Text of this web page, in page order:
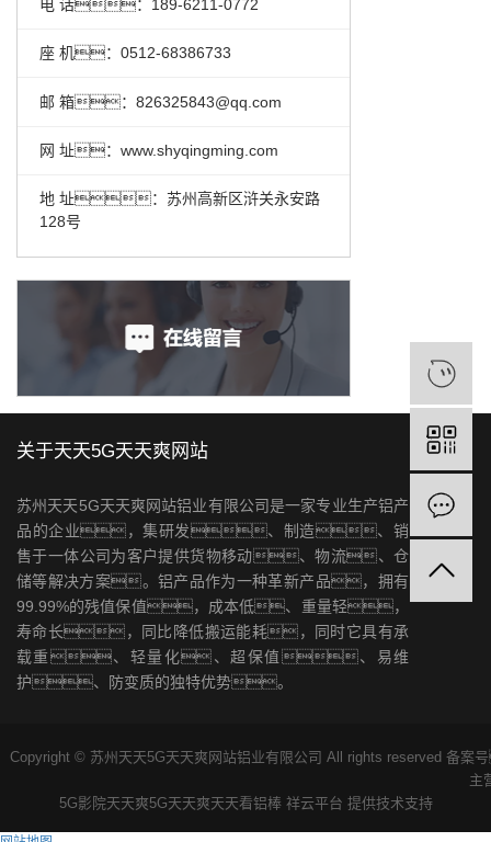
电 话：189-6211-0772
座 机：0512-68386733
邮 箱：826325843@qq.com
网 址：www.shyqingming.com
地 址：苏州高新区浒关永安路
128号
关于天天5G天天爽网站
苏州天天5G天天爽网站铝业有限公司是一家专业生产铝产
品的企业，集研发、制造、销
售于一体公司为客户提供货物移动、物流、仓
储等解决方案。铝产品作为一种革新产品，拥有
99.99%的残值保值，成本低、重量轻，
寿命长，同比降低搬运能耗，同时它具有承
载重、轻量化、超保值、易维
护、防变质的独特优势。
Copyright © 苏州天天5G天天爽网站铝业有限公司 All rights reserved 备
主
5G影院天天爽5G天天爽天天看铝棒 祥云平台 提供技术支持